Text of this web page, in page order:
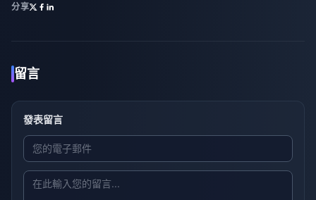
分享
留言
發表留言